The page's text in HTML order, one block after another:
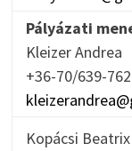
Pályázati
Kleizer Andrea
+36-70/639-
Kopácsi Beatrix